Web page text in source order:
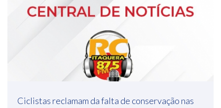
Ciclistas reclamam da falta de conservação nas